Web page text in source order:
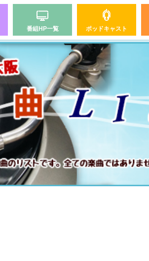
番組HP一覧 ポッドキャスト